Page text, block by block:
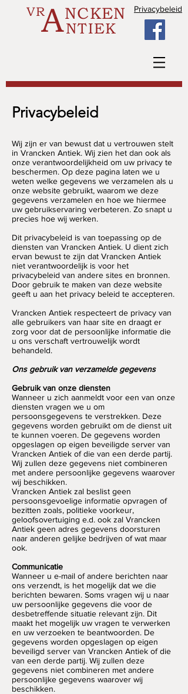
VRANTIEK
Privacybeleid
NCKEN
Privacybeleid
Wij zijn er van bewust dat u vertrouwen stelt
in Vrancken Antiek. Wij zien het dan ook als
onze verantwoordelijkheid om uw privacy te
beschermen. Op deze pagina laten we u
weten welke gegevens we verzamelen als u
onze website gebruikt, waarom we deze
gegevens verzamelen en hoe we hiermee
uw gebruikservaring verbeteren. Zo snapt u
precies hoe wij werken.
Dit privacybeleid is van toepassing op de
diensten van Vrancken Antiek. U dient zich
ervan bewust te zijn dat Vrancken Antiek
niet verantwoordelijk is voor het
privacybeleid van andere sites en bronnen.
Door gebruik te maken van deze website
geeft u aan het privacy beleid te accepteren.
Vrancken Antiek respecteert de privacy van
alle gebruikers van haar site en draagt er
zorg voor dat de persoonlijke informatie die
u ons verschaft vertrouwelijk wordt
behandeld.
Ons gebruik van verzamelde gegevens
Gebruik van onze diensten
Wanneer u zich aanmeldt voor een van onze
diensten vragen we u om
persoonsgegevens te verstrekken. Deze
gegevens worden gebruikt om de dienst uit
te kunnen voeren. De gegevens worden
opgeslagen op eigen beveiligde server van
Vrancken Antiek of die van een derde partij.
Wij zullen deze gegevens niet combineren
met andere persoonlijke gegevens waarover
wij beschikken.
Vrancken Antiek zal beslist geen
persoonsgevoelige informatie opvragen of
bezitten zoals, politieke voorkeur,
geloofsovertuiging e.d. ook zal Vrancken
Antiek geen adres gegevens doorsturen
naar anderen gelijke bedrijven of wat maar
ook.
Communicatie
Wanneer u e-mail of andere berichten naar
ons verzendt, is het mogelijk dat we die
berichten bewaren. Soms vragen wij u naar
uw persoonlijke gegevens die voor de
desbetreffende situatie relevant zijn. Dit
maakt het mogelijk uw vragen te verwerken
en uw verzoeken te beantwoorden. De
gegevens worden opgeslagen op eigen
beveiligd server van Vrancken Antiek of die
van een derde partij. Wij zullen deze
gegevens niet combineren met andere
persoonlijke gegevens waarover wij
beschikken.